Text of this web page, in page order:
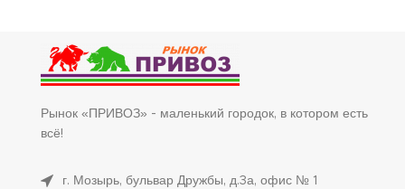
Рынок «ПРИВОЗ» - маленький городок, в котором есть
всё!
г. Мозырь, бульвар Дружбы, д.3а, офис № 1